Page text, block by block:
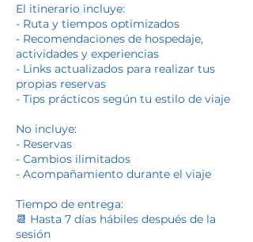
El itinerario incluye:
- Ruta y tiempos optimizados
- Recomendaciones de hospedaje,
actividades y experiencias
- Links actualizados para realizar tus
propias reservas
- Tips prácticos según tu estilo de viaje
No incluye:
- Reservas
- Cambios ilimitados
- Acompañamiento durante el viaje
Tiempo de entrega:
📆 Hasta 7 días hábiles después de la
sesión